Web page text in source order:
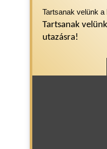
Tartsanak velünk
Tartsanak
utazásra!